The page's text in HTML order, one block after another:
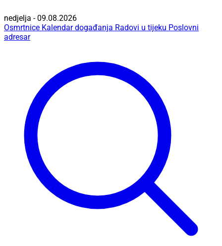
nedjelja - 09.08.2026
Osmrtnice Kalendar događanja Radovi u tijeku Poslovni
adresar